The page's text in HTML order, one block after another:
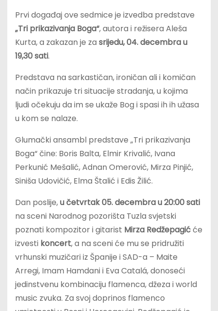
Prvi događaj ove sedmice je izvedba predstave
„Tri prikazivanja Boga“, autora i režisera Aleša
Kurta, a zakazan je za srijedu, 04. decembra u
19,30 sati.
Predstava na sarkastičan, ironičan ali i komičan
način prikazuje tri situacije stradanja, u kojima
ljudi očekuju da im se ukaže Bog i spasi ih ih užasa
u kom se nalaze.
Glumački ansambl predstave „Tri prikazivanja
Boga“ čine: Boris Balta, Elmir Krivalić, Ivana
Perkunić Mešalić, Adnan Omerović, Mirza Pinjić,
Siniša Udovičić, Elma Štalić i Edis Žilić.
Dan poslije,u četvrtak 05. decembra u 20:00 sati
na sceni Narodnog pozorišta Tuzla svjetski
poznati kompozitor i gitarist Mirza Redžepagićće
izvesti koncert, a na sceni će mu se pridružiti
vrhunski muzičari iz Španije i SAD-a – Maite
Arregi, Imam Hamdani i Eva Catalá, donoseći
jedinstvenu kombinaciju flamenca, džeza i world
music zvuka. Za svoj doprinos flamenco